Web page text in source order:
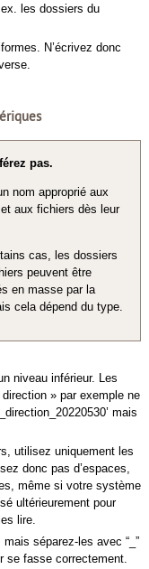
les dossiers du
N’écrivez donc
pas.
nom approprié aux
aux fichiers dès leur
cas, les dossiers
peuvent être
en masse par la
cela dépend du type.
niveau inférieur. Les
» par exemple ne
mais
utilisez uniquement les
donc pas d’espaces,
même si votre système
ultérieurement pour
lire.
séparez-les avec “_”
se fasse correctement.